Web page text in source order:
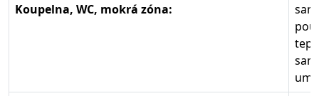
Koupelna, WC, mokrá zóna: